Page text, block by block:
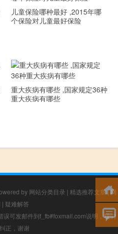
儿童保险哪种最好 ,2015年哪
个保险对儿童最好保险
重大疾病有哪些 ,国家规定36种
重大疾病有哪些
by 网站分类目录 | 精选推荐文章 |网
| 疑难解答
误可发邮件到f_fb#foxmail.com说明，我们
正，谢谢